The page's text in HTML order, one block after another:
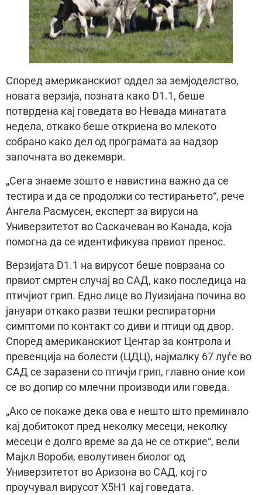
Според американскиот оддел за земјоделство,
новата верзија, позната како D1.1, беше
потврдена кај говедата во Невада минатата
недела, откако беше откриена во млекото
собрано како дел од програмата за надзор
започната во декември.
„Сега знаеме зошто е навистина важно да се
тестира и да се продолжи со тестирањето“, рече
Ангела Расмусен, експерт за вируси на
Универзитетот во Саскачеван во Канада, која
помогна да се идентификува првиот пренос.
Верзијата D1.1 на вирусот беше поврзана со
првиот смртен случај во САД, како последица на
птичјиот грип. Едно лице во Луизијана почина во
јануари откако разви тешки респираторни
симптоми по контакт со диви и птици од двор.
Според американскиот Центар за контрола и
превенција на болести (ЦДЦ), најмалку 67 луѓе во
САД се заразени со птичји грип, главно оние кои
се во допир со млечни производи или говеда.
„Ако се покаже дека ова е нешто што преминало
кај добитокот пред неколку месеци, неколку
месеци е долго време за да не се открие“, вели
Мајкл Вороби, еволутивен биолог од
Универзитетот во Аризона во САД, кој го
проучувал вирусот Х5Н1 кај говедата.